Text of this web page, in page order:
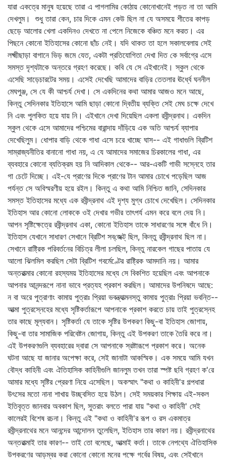
যারা একত্রে মানুষ হয়েছে তারা এ পাগলামির কোঠায় কোনোখানেই পড়ত না তা আমি
দেখলুম। শুধু তারা কেন, চার দিকে এমন কেউ ছিল না যে অসময়ে শীতের কাপড়
ছেড়ে আলোর খেলা একদিনও দেখতে না পেলে নিজেকে বঞ্চিত মনে করত। এর
পিছনে কোনো ইতিহাসের কোনো ছাঁচ নেই। যদি থাকত তা হলে সকালবেলায় সেই
লক্ষ্মীছাড়া বাগানে ভিড় জমে যেত, একটা প্রতিযোগিতা দেখা দিত কে সর্বাগ্রে এসে
সমস্ত দৃশ্যটাকে অন্তরে গ্রহণ করেছে। কবি যে সে এইখানেই। স্কুল থেকে
এসেছি সাড়েচারটের সময়। এসেই দেখেছি আমাদের বাড়ির তেতলার ঊর্ধ্বে ঘননীল
মেঘপুঞ্জ, সে যে কী আশ্চর্য দেখা। সে একদিনের কথা আমার আজও মনে আছে,
কিন্তু সেদিনকার ইতিহাসে আমি ছাড়া কোনো দ্বিতীয় ব্যক্তি সেই মেঘ চক্ষে দেখে
নি এবং পুলকিত হয়ে যায় নি। এইখানে দেখা দিয়েছিল একলা রবীন্দ্রনাথ। একদিন
স্কুল থেকে এসে আমাদের পশ্চিমের বারান্দায় দাঁড়িয়ে এক অতি আশ্চর্য ব্যাপার
দেখেছিলুম। ধোপার বাড়ি থেকে গাধা এসে চরে খাচ্ছে ঘাস-- এই গাধাগুলি ব্রিটিশ
সাম্রাজ্যনীতির বানানো গাধা নয়, এ যে আমাদের সমাজের চিরকালের গাধা, এর
ব্যবহারে কোনো ব্যতিক্রম হয় নি আদিকাল থেকে-- আর-একটি গাভী সস্নেহে তার
গা চেটে দিচ্ছে। এই-যে প্রাণের দিকে প্রাণের টান আমার চোখে পড়েছিল আজ
পর্যন্ত সে অবিস্মরণীয় হয়ে রইল। কিন্তু এ কথা আমি নিশ্চিত জানি, সেদিনকার
সমস্ত ইতিহাসের মধ্যে এক রবীন্দ্রনাথ এই দৃশ্য মুগ্ধ চোখে দেখেছিল। সেদিনকার
ইতিহাস আর কোনো লোককে ওই দেখার গভীর তাৎপর্য এমন করে বলে দেয় নি।
আপন সৃষ্টিক্ষেত্রে রবীন্দ্রনাথ একা, কোনো ইতিহাস তাকে সাধারণের সঙ্গে বাঁধে নি।
ইতিহাস যেখানে সাধারণ সেখানে ব্রিটিশ সব্‌জেক্ট্‌ ছিল, কিন্তু রবীন্দ্রনাথ ছিল না।
সেখানে রাষ্ট্রিক পরিবর্তনের বিচিত্র লীলা চলছিল, কিন্তু নারকেল গাছের পাতায় যে
আলো ঝিলমিল করছিল সেটা ব্রিটিশ গবর্মেণ্টের রাষ্ট্রিক আমদানি নয়। আমার
অন্তরাত্মার কোনো রহস্যময় ইতিহাসের মধ্যে সে বিকশিত হয়েছিল এবং আপনাকে
আপনার আনন্দরূপে নানা ভাবে প্রত্যহ প্রকাশ করছিল। আমাদের উপনিষদে আছে:
ন বা অরে পুত্রাণাং কামায় পুত্রাঃ প্রিয়া ভবন্ত্যাত্মনস্তু কামায় পুত্রাঃ প্রিয়া ভবন্তি--
আত্মা পুত্রস্নেহের মধ্যে সৃষ্টিকর্তারূপে আপনাকে প্রকাশ করতে চায় তাই পুত্রস্নেহ
তার কাছে মূল্যবান। সৃষ্টিকর্তা যে তাকে সৃষ্টির উপকরণ কিছু-বা ইতিহাস জোগায়,
কিছু-বা তার সামাজিক পরিবেষ্টন জোগায়, কিন্তু এই উপকরণ তাকে তৈরি করে না।
এই উপকরণগুলি ব্যবহারের দ্বারা সে আপনাকে স্রষ্টারূপে প্রকাশ করে। অনেক
ঘটনা আছে যা জানার অপেক্ষা করে, সেই জানাটা আকস্মিক। এক সময়ে আমি যখন
বৌদ্ধ কাহিনী এবং ঐতিহাসিক কাহিনীগুলি জানলুম তখন তারা স্পষ্ট ছবি গ্রহণ ক'রে
আমার মধ্যে সৃষ্টির প্রেরণা নিয়ে এসেছিল। অকস্মাৎ "কথা ও কাহিনী'র গল্পধারা
উৎসের মতো নানা শাখায় উচ্ছ্বসিত হয়ে উঠল। সেই সময়কার শিক্ষায় এই-সকল
ইতিবৃত্ত জানবার অবকাশ ছিল, সুতরাং বলতে পারা যায় "কথা ও কাহিনী' সেই
কালেরই বিশেষ রচনা। কিন্তু এই "কথা ও কাহিনী'র রূপ ও রস একমাত্র
রবীন্দ্রনাথের মনে আনন্দের আন্দোলন তুলেছিল, ইতিহাস তার কারণ নয়। রবীন্দ্রনাথের
অন্তরাত্মাই তার কারণ-- তাই তো বলেছে, আত্মাই কর্তা। তাকে নেপথ্যে ঐতিহাসিক
উপকরণের আড়ম্বর করা কোনো কোনো মনের পক্ষে গর্বের বিষয়, এবং সেইখানে